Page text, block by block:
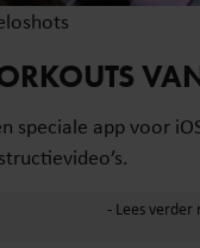
speciale app voor